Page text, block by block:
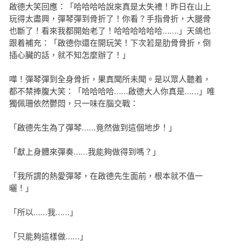
啟德大笑回應：「哈哈哈哈說來真是太失禮！昨日在山上
玩得太盡興，彈琴彈到骨折了！你看？手指骨折，大腿骨
也斷了！看來我都開始老了！哈哈哈哈哈哈…….」天鴿也
跟着補充：「啟德你還在開玩笑！下次若是肋骨骨折，倒
插心臟的話，就不知怎麼辦了！」
嘩！彈琴彈到全身骨折，果真聞所未聞。是以眾人聽着，
都不禁捧腹大笑：「哈哈哈哈……啟德大人你真是……」唯
獨佩珊依然鬱悶，只一味在腦交戰：
「啟德先生為了彈琴……竟然做到這個地步！」
「獻上身體來彈奏……我能夠做得到嗎？」
「我所謂的熱愛彈琴，在啟德先生面前，根本就不值一
曬！」
「所以……我……」
「只能夠這樣做……」